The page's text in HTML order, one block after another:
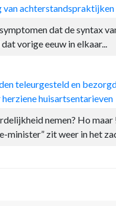
van
dat de syntax
vorige eeuw in elkaar...
teleurgesteld en
huisartsentarieven
nemen? Ho maar
minister” zit weer in het